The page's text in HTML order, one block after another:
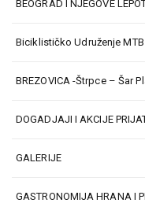
BEOGRAD I NJEGOVE
Biciklističko Udruženje
BREZOVICA -Štrpce – Šar
DOGADJAJI I AKCIJE
GALERIJE
GASTRONOMIJA HRANA I